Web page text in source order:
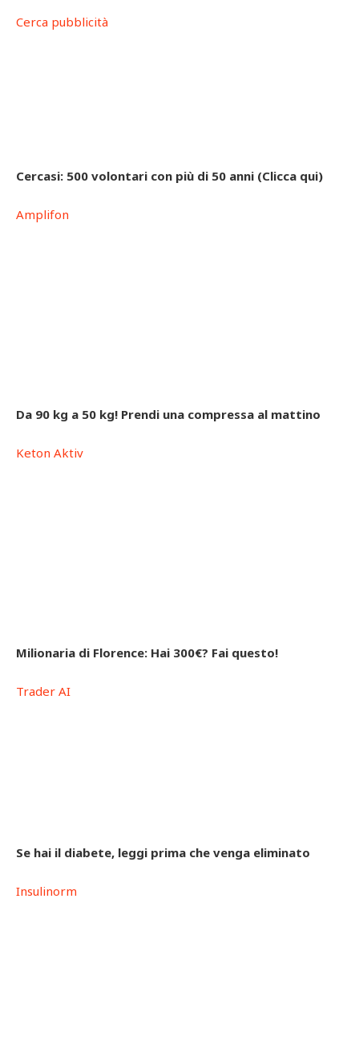
Cerca pubblicità
Cercasi: 500 volontari con più di 50 anni (Clicca qui)
Amplifon
Da 90 kg a 50 kg! Prendi una compressa al mattino
Keton Aktiv
Milionaria di Florence: Hai 300€? Fai questo!
Trader AI
Se hai il diabete, leggi prima che venga eliminato
Insulinorm